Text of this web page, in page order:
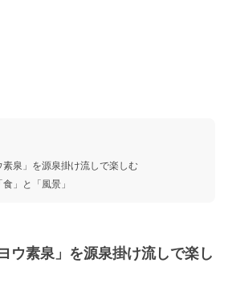
泉」を源泉掛け流しで楽しむ
」と「風景」
ウ素泉」を源泉掛け流しで楽し